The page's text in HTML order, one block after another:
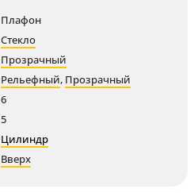
Плафон
Стекло
Прозрачный
Рельефный, Прозрачный
6
5
Цилиндр
Вверх